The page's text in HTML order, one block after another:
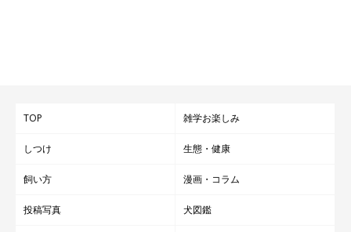
TOP 雑学お楽しみ
しつけ 生態・健康
飼い方 漫画・コラム
投稿写真 犬図鑑